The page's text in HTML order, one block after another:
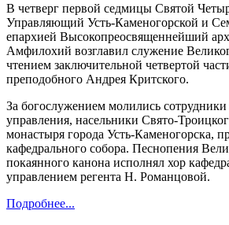
В четверг первой седмицы Святой
Управляющий Усть-Каменогорской и
епархией Высокопреосвященнейший
Амфилохий возглавил служение
чтением заключительной четвертой
преподобного Андрея Критского.
За богослужением молились сотрудники
управления, насельники Свято-
монастыря города Усть-Каменогорска,
кафедрального собора. Песнопения
покаянного канона исполнял хор
управлением регента Н. Романцовой.
Подробнее...